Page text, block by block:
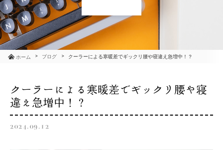
ホーム ブログ クーラーによる寒暖差でギックリ腰や寝違え急増中！？
クーラーによる寒暖差でギックリ腰や寝
違え急増中！？
2024.09.12
ブログ
コラム
アクセス